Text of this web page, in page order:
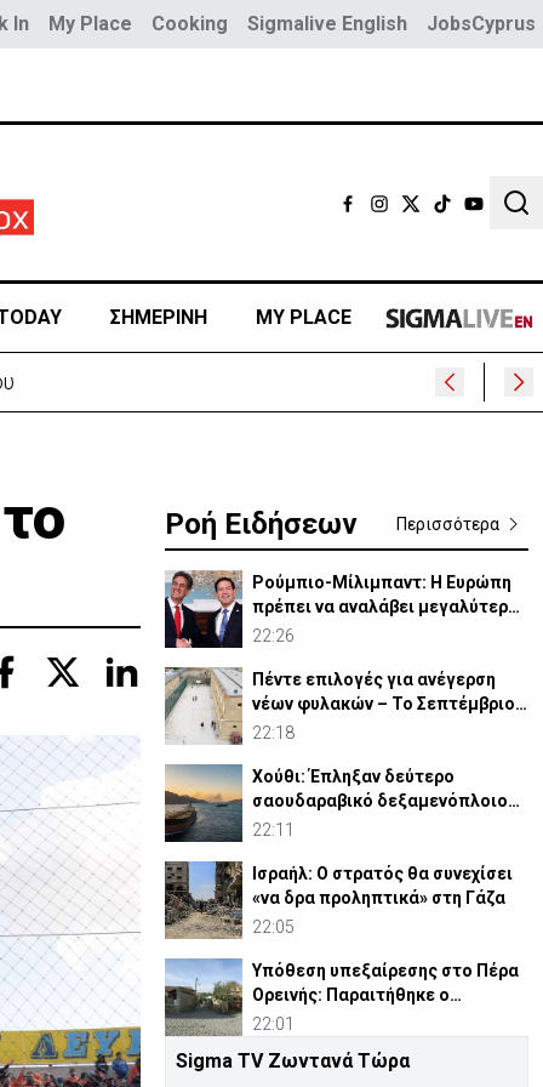
In My Place Cooking Sigmalive English JobsCyprus
ΣΗΜΕΡΙΝΗ MY PLACE
Ροή Ειδήσεων Περισσότερα
Ρούμπιο-Μίλιμπαντ: Η Ευρώπη
πρέπει να αναλάβει μεγαλύτερο
ρόλο στην άμυνά της
22:26
Πέντε επιλογές για ανέγερση
νέων φυλακών – Το Σεπτέμβριο
το «Master Plan»
22:18
Χούθι: Έπληξαν δεύτερο
σαουδαραβικό δεξαμενόπλοιο
στον Κόλπο του Άντεν
22:11
Ισραήλ: Ο στρατός θα συνεχίσει
«να δρα προληπτικά» στη Γάζα
22:05
Υπόθεση υπεξαίρεσης στο Πέρα
Ορεινής: Παραιτήθηκε ο
κοινοτάρχης (ΒΙΝΤΕΟ)
22:01
Πλατάνια: «Λουκέτο» στο
Sigma TV Ζωντανά Τώρα